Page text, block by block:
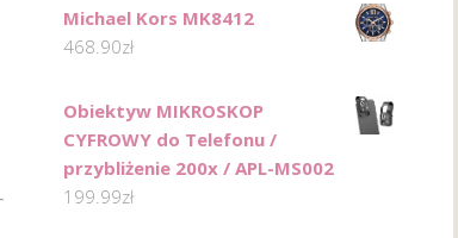
Michael Kors MK8412
468.90zł
Obiektyw MIKROSKOP
CYFROWY do Telefonu /
przybliżenie 200x / APL-MS002
199.99zł